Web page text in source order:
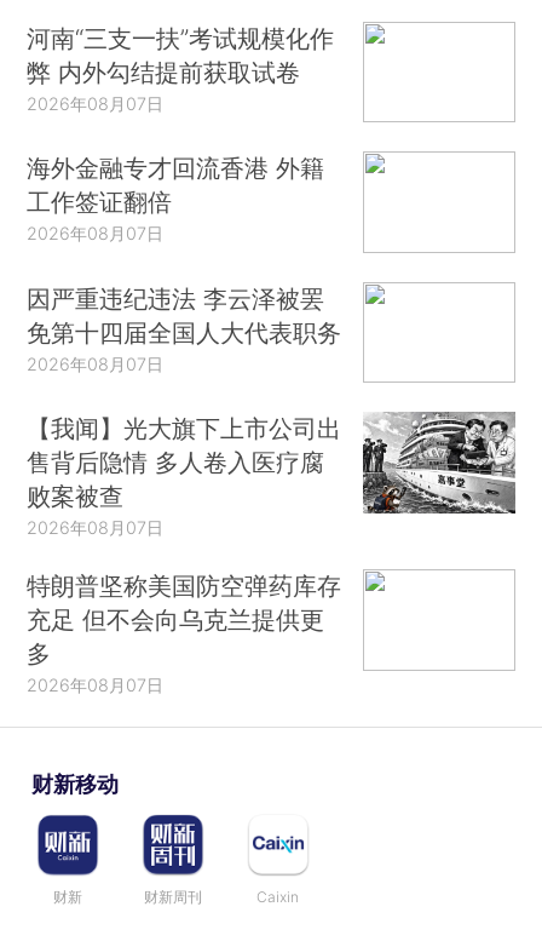
河南“三支一扶”考试规模化作
弊 内外勾结提前获取试卷
2026年08月07日
海外金融专才回流香港 外籍
工作签证翻倍
2026年08月07日
因严重违纪违法 李云泽被罢
免第十四届全国人大代表职务
2026年08月07日
【我闻】光大旗下上市公司出
售背后隐情 多人卷入医疗腐
败案被查
2026年08月07日
特朗普坚称美国防空弹药库存
充足 但不会向乌克兰提供更
多
2026年08月07日
财新移动
财新 财新周刊 Caixin